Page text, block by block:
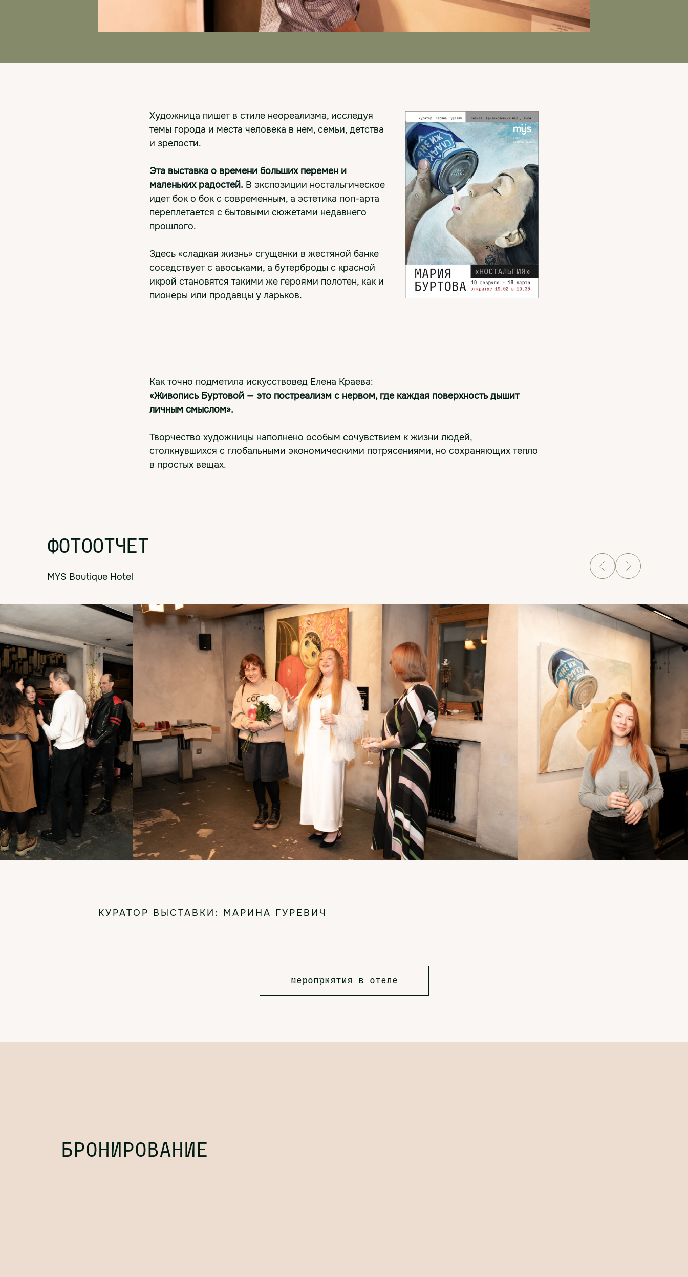
Художница пишет в стиле неореализма, исследуя
темы города и места человека в нем, семьи, детства
и зрелости.
Эта выставка о времени больших перемен и
маленьких радостей. В экспозиции ностальгическое
идет бок о бок с современным, а эстетика поп-арта
переплетается с бытовыми сюжетами недавнего
прошлого.
Здесь «сладкая жизнь» сгущенки в жестяной банке
соседствует с авоськами, а бутерброды с красной
икрой становятся такими же героями полотен, как и
пионеры или продавцы у ларьков.
Как точно подметила искусствовед Елена Краева:
«Живопись Буртовой — это постреализм с нервом, где каждая поверхность дышит
личным смыслом».
Творчество художницы наполнено особым сочувствием к жизни людей,
столкнувшихся с глобальными экономическими потрясениями, но сохраняющих тепло
в простых вещах.
ФОТООТЧЕТ
MYS Boutique Hotel
КУРАТОР ВЫСТАВКИ: МАРИНА ГУРЕВИЧ
мероприятия в отеле
БРОНИРОВАНИЕ